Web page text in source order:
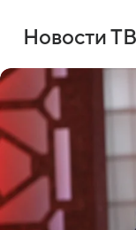
Новости ТВ